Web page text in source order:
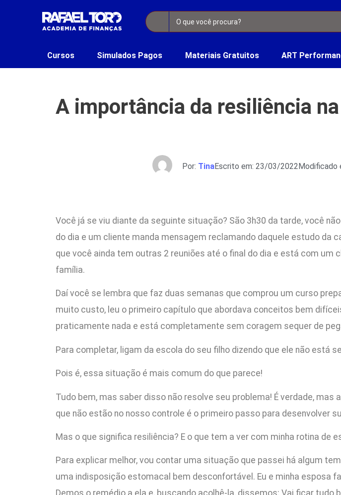
Cursos Simulados Pagos Materiais Gratuitos ART
A importância da resiliência
Por: TinaEscrito em: 23/03/2022Modificado
Você já se viu diante da seguinte situação? São 3h30 da tarde, você
do dia e um cliente manda mensagem reclamando daquele estudo da
que você ainda tem outras 2 reuniões até o final do dia e está com um
família.
Daí você se lembra que faz duas semanas que comprou um curso
muito custo, leu o primeiro capítulo que abordava conceitos bem
praticamente nada e está completamente sem coragem sequer de
Para completar, ligam da escola do seu filho dizendo que ele não está
Pois é, essa situação é mais comum do que parece!
Tudo bem, mas saber disso não resolve seu problema! É verdade,
que não estão no nosso controle é o primeiro passo para desenvolver
Mas o que significa resiliência? E o que tem a ver com minha rotina de
Para explicar melhor, vou contar uma situação que passei há algum
uma indisposição estomacal bem desconfortável. Eu e minha esposa